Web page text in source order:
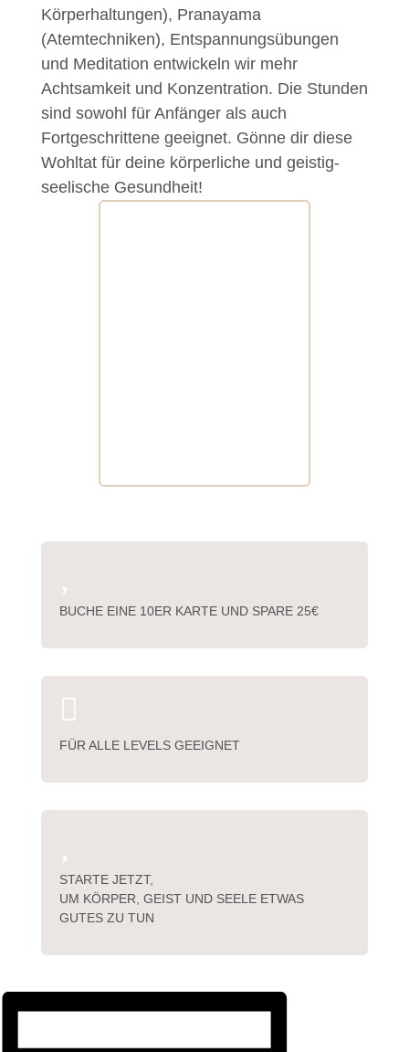
Körperhaltungen), Pranayama
(Atemtechniken), Entspannungsübungen
und Meditation entwickeln wir mehr
Achtsamkeit und Konzentration. Die Stunden
sind sowohl für Anfänger als auch
Fortgeschrittene geeignet. Gönne dir diese
Wohltat für deine körperliche und geistig-
seelische Gesundheit!
BUCHE EINE 10ER KARTE UND SPARE 25€

FÜR ALLE LEVELS GEEIGNET
STARTE JETZT,
UM KÖRPER, GEIST UND SEELE ETWAS
GUTES ZU TUN